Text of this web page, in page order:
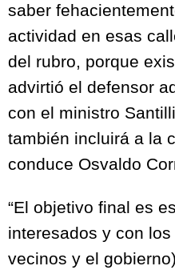
saber
actividad en esas
del rubro, porque
advirtió el defensor
con el ministro
también incluirá a la
conduce Osvaldo
“El objetivo final es
interesados y con
vecinos y el